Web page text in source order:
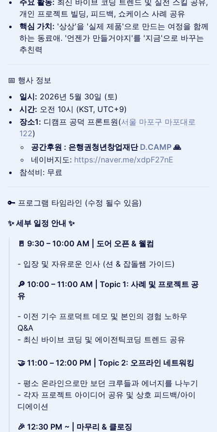
주요 활동: 최신 바이브 코딩 트렌드 및 실전 스킬 공유,
개인 프로젝트 빌딩, 피드백, 쇼케이스 사례 공유
핵심 가치: '상상'을 '실제 제품'으로 만드는 여정을 함께
하는 동료애. '언젠가 만들거야지'를 '지금'으로 바꾸는
추친력
📅 행사 정보
일시: 2026년 5월 30일 (토)
시간: 오전 10시 (KST, UTC+9)
장소1: 디캠프 공덕 프론트원(서울 마포구 마포대로
122)
공간후원 : 은행권청년창업재단 D.CAMP 🙏
네이버지도: https://naver.me/xdpF27nE
참석비: 무료
🔑 프로그램 타임라인 (수정 될수 있음)
✨ 세부 일정 안내 ✨
🚪 9:30 – 10:00 AM | 도어 오픈 & 웰컴
- 입장 및 자유로운 인사 (션 & 잡돌쌤 가이드)
🔎 10:00 – 11:00 AM | Topic 1: 사례 및 프로젝트 공
유
- 이전 기수 프로덕트 데모 및 본인의 경험 노하우
Q&A
- 최신 바이브 코딩 및 에이전틱코딩 트렌드 공유
🤝 11:00 – 12:00 PM | Topic 2: 오프라인 네트워킹
- 평소 온라인으로만 보던 크루들과 에너지를 나누기
- 각자 프로젝트 아이디어 공유 및 상호 피드백/아이
디에이션
🎉 12:30 PM ~ | 마무리 & 클로징